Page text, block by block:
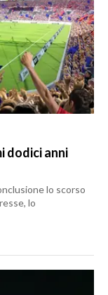
dodici anni
lo scorso
lo